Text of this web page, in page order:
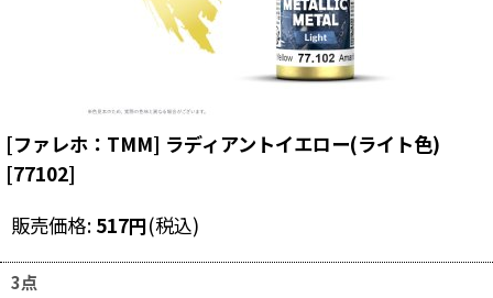
[ファレホ：TMM] ラディアントイエロー(ライト色)
[77102]
販売価格: 517円(税込)
3点